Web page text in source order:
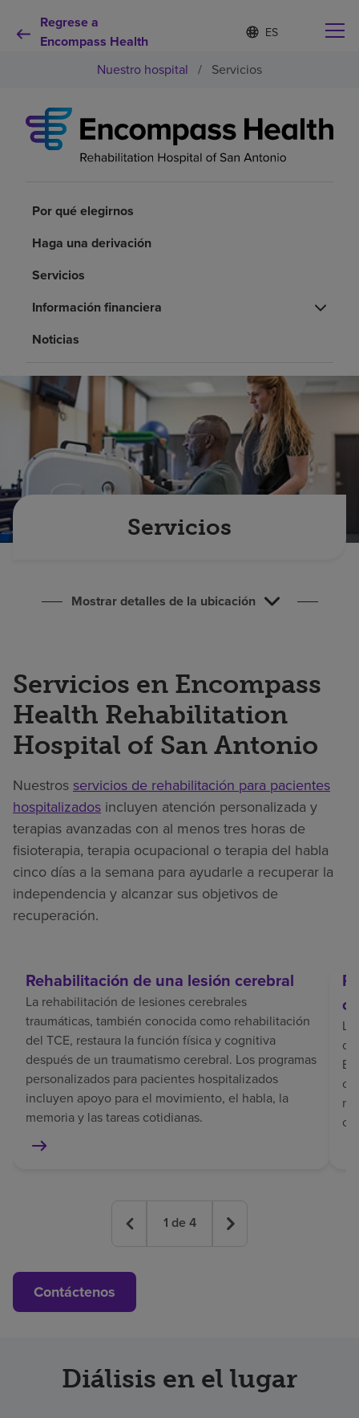
Regrese a
Encompass Health
Lista
de
idiomas
contraída
d
o
s
e
e
Por qué debe elegirnos
Recursos de salud
Empleos
Pagar mi factura
Nuestro hospital / Servicios
Por qué elegirnos
Haga una derivación
Servicios
Información financiera
Noticias
Servicios
Mostrar detalles de la ubicación
Servicios en Encompass
Health Rehabilitation
Hospital of San Antonio
Nuestros servicios de rehabilitación para pacientes
hospitalizados incluyen atención personalizada y
terapias avanzadas con al menos tres horas de
fisioterapia, terapia ocupacional o terapia del habla
cinco días a la semana para ayudarle a recuperar la
independencia y alcanzar sus objetivos de
recuperación.
Rehabilitación de una lesión cerebral
La rehabilitación de lesiones cerebrales
traumáticas, también conocida como rehabilitación
del TCE, restaura la función física y cognitiva
después de un traumatismo cerebral. Los programas
personalizados para pacientes hospitalizados
incluyen apoyo para el movimiento, el habla, la
memoria y las tareas cotidianas.
El
1 de 4
Contáctenos
Diálisis en el lugar